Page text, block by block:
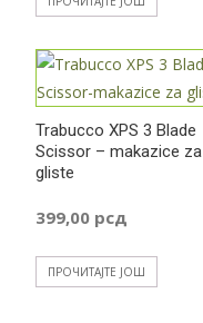
Trabucco XPS 3 Blade
Scissor – makazice za
gliste
399,00 рсд
ПРОЧИТАЈТЕ ЈОШ